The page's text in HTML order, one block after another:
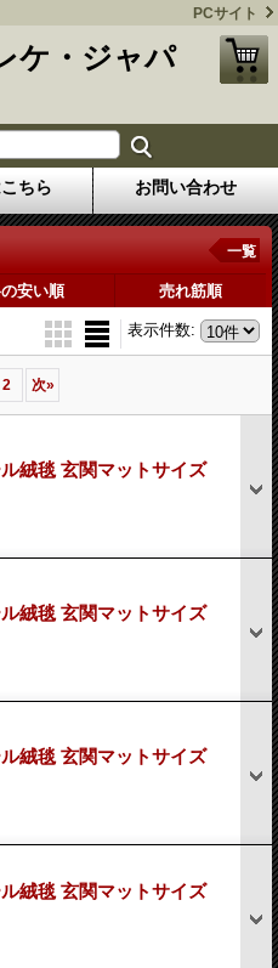
PCサイト
ケ・ジャパ
ちら お問い合わせ
一覧
安い順 売れ筋順
表示件数:
2 次»
絨毯 玄関マットサイズ
絨毯 玄関マットサイズ
絨毯 玄関マットサイズ
絨毯 玄関マットサイズ